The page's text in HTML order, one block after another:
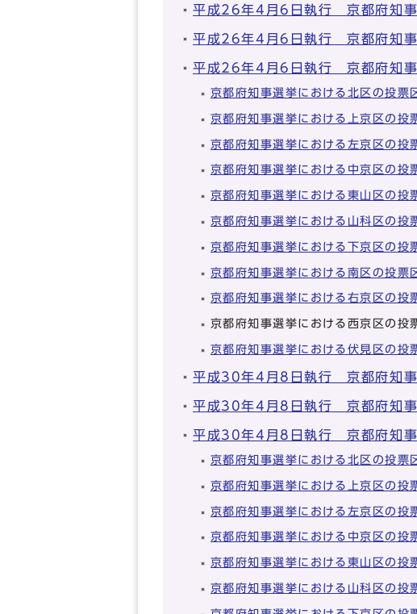
平成26年4月6日執行 京都府知
平成26年4月6日執行 京都府知
平成26年4月6日執行 京都府知事
京都府知事選挙における北区の投票
京都府知事選挙における上京区の投
京都府知事選挙における左京区の投
京都府知事選挙における中京区の投
京都府知事選挙における東山区の投
京都府知事選挙における山科区の投
京都府知事選挙における下京区の投
京都府知事選挙における南区の投票
京都府知事選挙における右京区の投
京都府知事選挙における西京区の投
京都府知事選挙における伏見区の投
平成30年4月8日執行 京都府知
平成30年4月8日執行 京都府知
平成30年4月8日執行 京都府知事
京都府知事選挙における北区の投票
京都府知事選挙における上京区の投
京都府知事選挙における左京区の投
京都府知事選挙における中京区の投
京都府知事選挙における東山区の投
京都府知事選挙における山科区の投